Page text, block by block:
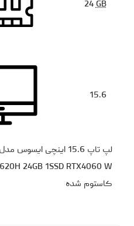
24GB
15.6
کاستوم شده